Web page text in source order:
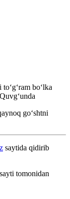
boʻlka
goʻshtni
saytida qidirib
sayti tomonidan